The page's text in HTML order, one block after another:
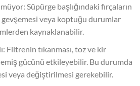
Süpürge başlığındaki fırçaların
gevşemesi veya koptuğu durumlar
kaynaklanabilir.
Filtrenin tıkanması, toz ve kir
gücünü etkileyebilir. Bu durumda
veya değiştirilmesi gerekebilir.